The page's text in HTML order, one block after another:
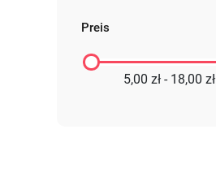
Preis
5,00 zł - 18,00 zł